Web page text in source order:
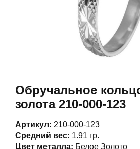
Обручальное
золота 210-000-123
Артикул: 210-000-123
Средний вес: 1.91 гр.
Цвет металла: Белое Золото